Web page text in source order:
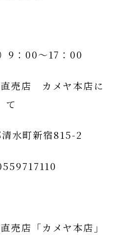
9：00～17：00
売店 カメヤ本店に
て
水町新宿815-2
売店「カメヤ本店」